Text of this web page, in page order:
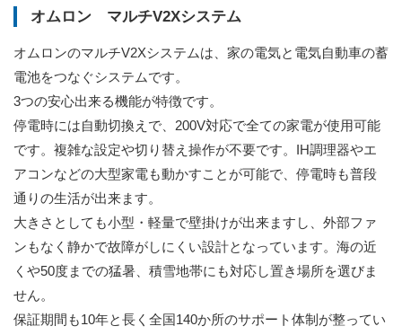
オムロン マルチV2Xシステム
オムロンのマルチV2Xシステムは、家の電気と電気自動車の蓄
電池をつなぐシステムです。
3つの安心出来る機能が特徴です。
停電時には自動切換えで、200V対応で全ての家電が使用可能
です。複雑な設定や切り替え操作が不要です。IH調理器やエ
アコンなどの大型家電も動かすことが可能で、停電時も普段
通りの生活が出来ます。
大きさとしても小型・軽量で壁掛けが出来ますし、外部ファ
ンもなく静かで故障がしにくい設計となっています。海の近
くや50度までの猛暑、積雪地帯にも対応し置き場所を選びま
せん。
保証期間も10年と長く全国140か所のサポート体制が整ってい